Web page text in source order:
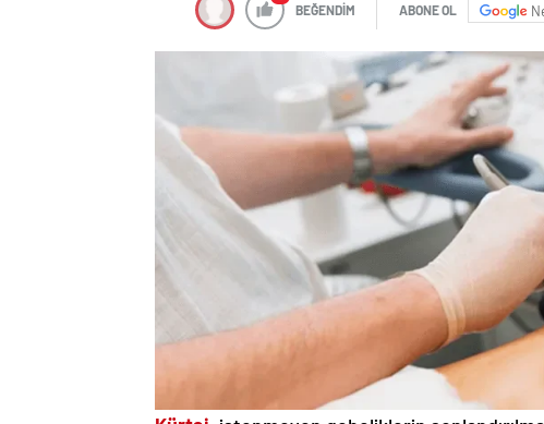
BEĞENDİM ABONE OL